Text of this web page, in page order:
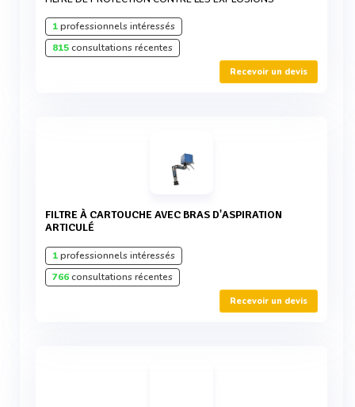
1professionnels intéressés
815consultations récentes
Recevoir un devis
FILTRE À CARTOUCHE AVEC BRAS D'ASPIRATION
ARTICULÉ
1professionnels intéressés
766consultations récentes
Recevoir un devis